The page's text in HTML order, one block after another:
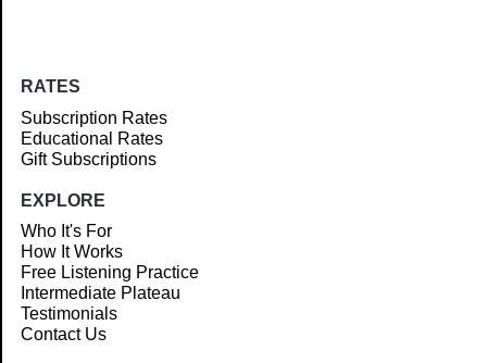
RATES
Subscription Rates
Educational Rates
Gift Subscriptions
EXPLORE
Who It's For
How It Works
Free Listening Practice
Intermediate Plateau
Testimonials
Contact Us